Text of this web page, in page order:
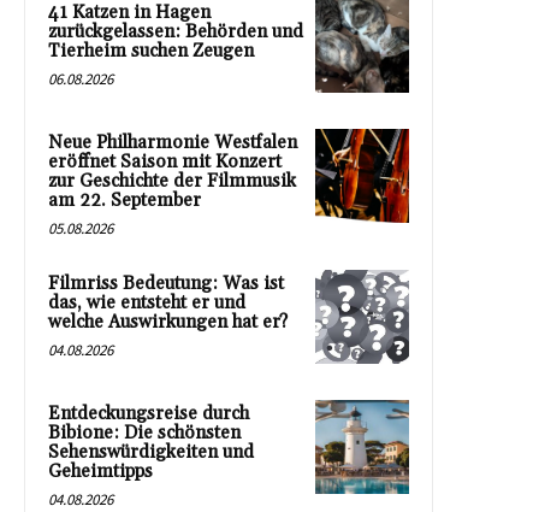
41 Katzen in Hagen
zurückgelassen: Behörden und
Tierheim suchen Zeugen
06.08.2026
Neue Philharmonie Westfalen
eröffnet Saison mit Konzert
zur Geschichte der Filmmusik
am 22. September
05.08.2026
Filmriss Bedeutung: Was ist
das, wie entsteht er und
welche Auswirkungen hat er?
04.08.2026
Entdeckungsreise durch
Bibione: Die schönsten
Sehenswürdigkeiten und
Geheimtipps
04.08.2026